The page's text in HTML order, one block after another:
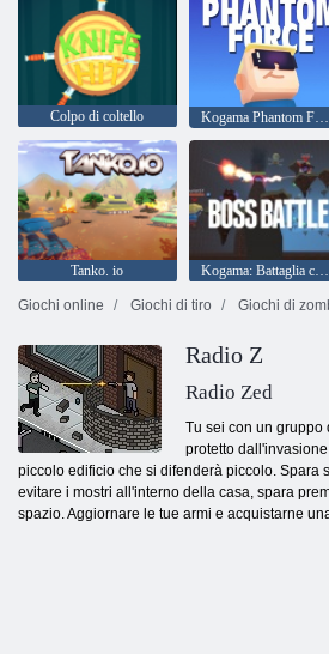
Colpo di coltello Kogama Phantom Force
Tanko. io Kogama: Battaglia contro il boss
Giochi online
Giochi di tiro Giochi di
Radio Z
Radio Zed
Tu sei con un gruppo
protetto
piccolo edificio che si difenderà piccolo. Spara
evitare i mostri all'interno della casa, spara
spazio. Aggiornare le tue armi e acquistarne